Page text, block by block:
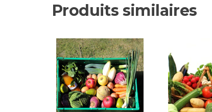
Produits similaires